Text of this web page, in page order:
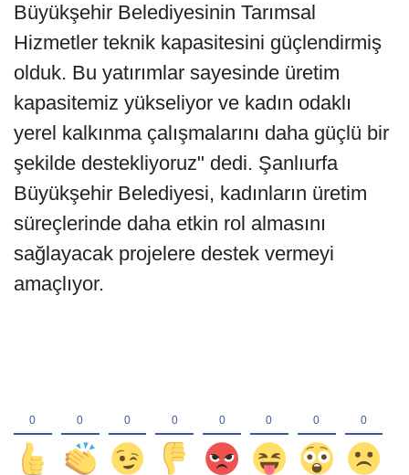
Büyükşehir Belediyesinin Tarımsal
Hizmetler teknik kapasitesini güçlendirmiş
olduk. Bu yatırımlar sayesinde üretim
kapasitemiz yükseliyor ve kadın odaklı
yerel kalkınma çalışmalarını daha güçlü bir
şekilde destekliyoruz" dedi. Şanlıurfa
Büyükşehir Belediyesi, kadınların üretim
süreçlerinde daha etkin rol almasını
sağlayacak projelere destek vermeyi
amaçlıyor.